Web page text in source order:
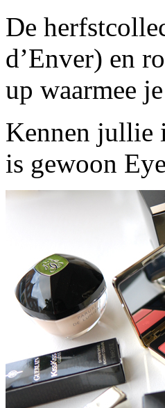
De
d’Enver) en
up waarmee
Kennen jullie
is gewoon